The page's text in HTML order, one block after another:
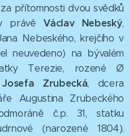
přítomnosti dvou svědků
právěVáclav Nebeský,
Nebeského, krejčího v
neuvedeno) na bývalém
Terezie, rozené Ø
Josefa Zrubecká, dcera
Augustina Zrubeckého
č.p. 31, statku
(narozené 1804).